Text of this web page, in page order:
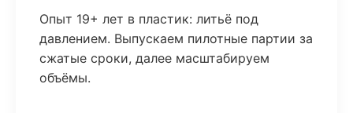
Опыт 19+ лет в пластик: литьё под
давлением. Выпускаем пилотные партии за
сжатые сроки, далее масштабируем
объёмы.